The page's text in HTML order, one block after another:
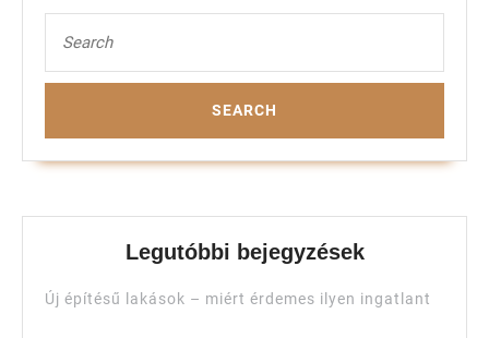
for:
Legutóbbi bejegyzések
Új építésű lakások – miért érdemes ilyen ingatlant